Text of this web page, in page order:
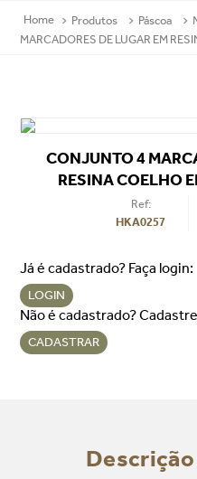
Produtos Páscoa
MARCADORES DE LUGAR EM
CONJUNTO 4
RESINA COELHO
Ref:
HKA0257
Já é cadastrado? Faça login:
LOGIN
Não é cadastrado?
CADASTRAR